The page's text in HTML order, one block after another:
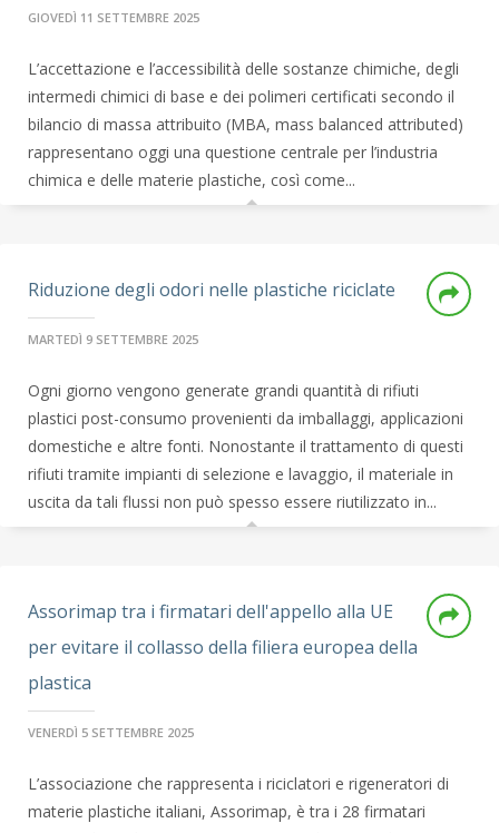
GIOVEDÌ 11 SETTEMBRE 2025
L’accettazione e l’accessibilità delle sostanze chimiche, degli
intermedi chimici di base e dei polimeri certificati secondo il
bilancio di massa attribuito (MBA, mass balanced attributed)
rappresentano oggi una questione centrale per l’industria
chimica e delle materie plastiche, così come...
Riduzione degli odori nelle plastiche riciclate
MARTEDÌ 9 SETTEMBRE 2025
Ogni giorno vengono generate grandi quantità di rifiuti
plastici post-consumo provenienti da imballaggi, applicazioni
domestiche e altre fonti. Nonostante il trattamento di questi
rifiuti tramite impianti di selezione e lavaggio, il materiale in
uscita da tali flussi non può spesso essere riutilizzato in...
Assorimap tra i firmatari dell'appello alla UE
per evitare il collasso della filiera europea della
plastica
VENERDÌ 5 SETTEMBRE 2025
L’associazione che rappresenta i riciclatori e rigeneratori di
materie plastiche italiani, Assorimap, è tra i 28 firmatari